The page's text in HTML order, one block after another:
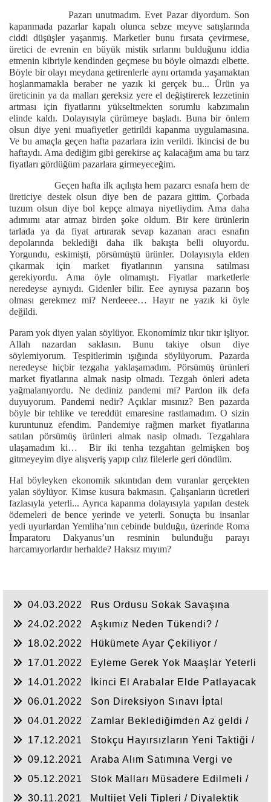
Pazarı unutmadım. Evet Pazar diyordum. Son
kapanmada pazarlar kapalı olunca sebze meyve satışlarında
ciddi düşüşler yaşanmış. Marketler bunu fırsata çevirmese,
üretici de evrenin en büyük mistik sırlarını bulduğunu iddia
etmenin kibriyle kendinden geçmese bu böyle olmazdı elbette.
Böyle bir olayı meydana getirenlerle aynı ortamda yaşamaktan
hoşlanmamakla beraber ne yazık ki gerçek bu... Ürün ya
üreticinin ya da malları gereksiz yere el değiştirerek lezzetinin
artması için fiyatlarını yükseltmekten sorumlu kabzımalın
elinde kaldı. Dolayısıyla çürümeye başladı. Buna bir önlem
olsun diye yeni muafiyetler getirildi kapanma uygulamasına.
Ve bu amaçla geçen hafta pazarlara izin verildi. İkincisi de bu
haftaydı. Ama dediğim gibi gerekirse aç kalacağım ama bu tarz
fiyatları gördüğüm pazarlara girmeyeceğim.
Geçen hafta ilk açılışta hem pazarcı esnafa hem de
üreticiye destek olsun diye ben de pazara gittim. Çorbada
tuzum olsun diye bol kepçe almaya niyetliydim. Ama daha
adımımı atar atmaz birden şoke oldum. Bir kere ürünlerin
tarlada ya da fiyat artırarak sevap kazanan aracı esnafın
depolarında beklediği daha ilk bakışta belli oluyordu.
Yorgundu, eskimişti, pörsümüştü ürünler. Dolayısıyla elden
çıkarmak için market fiyatlarının yarısına satılması
gerekiyordu. Ama öyle olmamıştı. Fiyatlar marketlerle
neredeyse aynıydı. Gidenler bilir. Eee aynıysa pazarın boş
olması gerekmez mi? Nerdeeee… Hayır ne yazık ki öyle
değildi.
Param yok diyen yalan söylüyor. Ekonomimiz tıkır tıkır işliyor.
Allah nazardan saklasın. Bunu takiye olsun diye
söylemiyorum. Tespitlerimin ışığında söylüyorum. Pazarda
neredeyse hiçbir tezgaha yaklaşamadım. Pörsümüş ürünleri
market fiyatlarına almak nasip olmadı. Tezgah önleri adeta
yağmalanıyordu. Ne dediniz pandemi mi? Pardon ilk defa
duyuyorum. Pandemi nedir? Açıklar mısınız? Ben pazarda
böyle bir tehlike ve tereddüt emaresine rastlamadım. O sizin
kuruntunuz efendim. Pandemiye rağmen market fiyatlarına
satılan pörsümüş ürünleri almak nasip olmadı. Tezgahlara
ulaşamadım ki… Bir iki tenha tezgahtan gelmişken boş
gitmeyeyim diye alışveriş yapıp cılız filelerle geri döndüm.
Hal böyleyken ekonomik sıkıntıdan dem vuranlar gerçekten
yalan söylüyor. Kimse kusura bakmasın. Çalışanların ücretleri
fazlasıyla yeterli... Ayrıca kapanma dolayısıyla yapılan destek
ödemeleri de bence yerinde ve yeterli. Sonuçta bu insanlar
yedi uyurlardan Yemliha’nın cebinde bulduğu, üzerinde Roma
İmparatoru Dakyanus’un resminin bulunduğu parayı
harcamıyorlardır herhalde? Haksız mıyım?
04.03.2022
Rus Ordusu Sokak Savaşına
24.02.2022
Aşkımız Neden Tükendi? /
18.02.2022
Hükümete Ayar Çekiliyor /
17.01.2022
Eyleme Gerek Yok Maaşlar Yeterli
14.01.2022
İkinci El Arabalar Elde Patlayacak
06.01.2022
Son Direksiyon Sınavı İptal
04.01.2022
Zamlar Beklediğimden Az geldi /
17.12.2021
Stokçu Hayırsızların Yeni Taktiği /
09.12.2021
Araba Alım Satımına Vergi ve
05.12.2021
Stok Malları Müsadere Edilmeli /
30.11.2021
Multijet Veli Tipleri / Diyalektik